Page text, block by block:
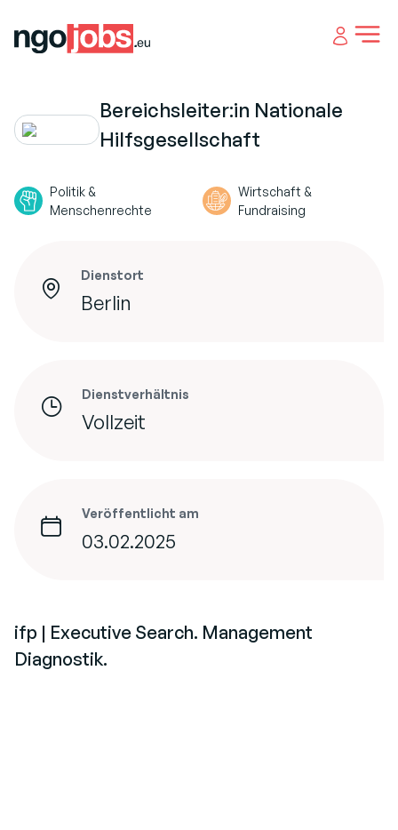
Open
Bereichsleiter:in Nationale
Hilfsgesellschaft
Politik &
Menschenrechte
Wirtschaft &
Fundraising
Dienstort
Berlin
Dienstverhältnis
Vollzeit
Veröffentlicht am
03.02.2025
ifp | Executive Search. Management
Diagnostik.